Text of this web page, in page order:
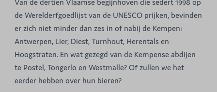
Van de dertien Vlaamse begijnhoven die sedert 1998 op
de Werelderfgoedlijst van de UNESCO prijken, bevinden
er zich niet minder dan zes in of nabij de Kempen:
Antwerpen, Lier, Diest, Turnhout, Herentals en
Hoogstraten. En wat gezegd van de Kempense abdijen
te Postel, Tongerlo en Westmalle? Of zullen we het
eerder hebben over hun bieren?